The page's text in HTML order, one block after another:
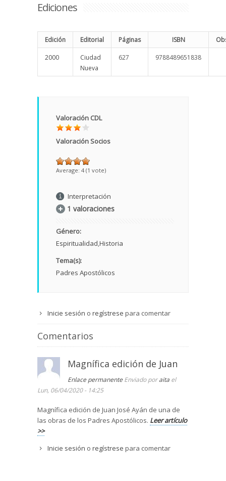
Ediciones
Edición Editorial Páginas ISBN
2000
Ciudad
Nueva
627 9788489651838
Valoración CDL
Valoración Socios
Average: 4 (1 vote)
Interpretación
1 valoraciones
Género:
Espiritualidad Historia
Tema(s):
Padres Apostólicos
Inicie sesión o regístrese para comentar
Comentarios
Magnífica edición de Juan
Enlace permanente Enviado poraita el
Lun, 06/04/2020 - 14:25
Magnífica edición de Juan José Ayán de una de
las obras de los Padres Apostólicos. Leer artículo
>>
Inicie sesión o regístrese para comentar